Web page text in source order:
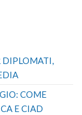
DIPLOMATI,
COME
E CIAD